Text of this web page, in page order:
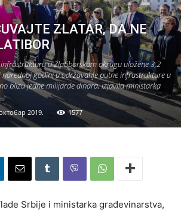
ZLATAR, DA NE
u Zlatiborskom okrugu uložene 3,2
godini u održavanje putne infrastrukture u
blizu jedne milijarde dinara, izjavila ministarka
2019. 1577
Srbije i ministarka građevinarstva,